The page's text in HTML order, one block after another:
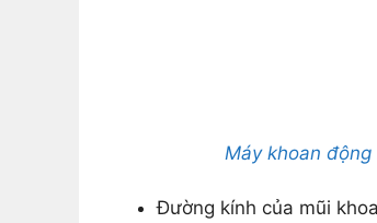
Máy khoan động
Đường kính của mũi